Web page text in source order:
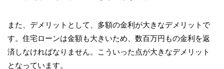
また、デメリットとして、多額の金利が大きなデメリットで
す。住宅ローンは金額も大きいため、数百万円もの金利を返
済しなければなりません。こういった点が大きなデメリット
となっています。